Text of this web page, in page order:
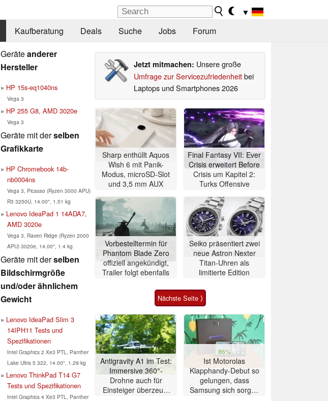
▼
Kaufberatung Deals Suche Jobs Forum
Geräteanderer
Hersteller
HP 15s-eq1040ns
Vega 3
HP 255 G8, AMD 3020e
Vega 3
Geräte mit derselben
Grafikkarte
HP Chromebook 14b-
nb0004ns
Vega 3, Picasso (Ryzen 3000 APU)
R3 3250U, 14.00", 1.51 kg
Lenovo IdeaPad 1 14ADA7,
AMD 3020e
Vega 3, Raven Ridge (Ryzen 2000
APU) 3020e, 14.00", 1.4 kg
Geräte mit derselben
Bildschirmgröße
und/oder ähnlichem
Gewicht
Lenovo IdeaPad Slim 3
14IPH11 Tests und
Spezifikationen
Intel Graphics 2 Xe3 PTL, Panther
Lake Ultra 5 322, 14.00", 1.29 kg
Lenovo ThinkPad T14 G7
Tests und Spezifikationen
Intel Graphics 4 Xe3 PTL, Panther
Jetzt mitmachen: Unsere große
Umfrage zur Servicezufriedenheitbei
Laptops und Smartphones 2026
Sharp enthüllt Aquos
Wish 6 mit Panik-
Modus, microSD-Slot
und 3,5 mm AUX
Final Fantasy VII: Ever
Crisis erweitert Before
Crisis um Kapitel 2:
Turks Offensive
Vorbestelltermin für
Phantom Blade Zero
offiziell angekündigt,
Trailer folgt ebenfalls
Seiko präsentiert zwei
neue Astron Nexter
Titan-Uhren als
limitierte Edition
Nächste Seite ⟩
Antigravity A1 im Test:
Immersive 360°-
Drohne auch für
Einsteiger überzeugt
86%
Ist Motorolas
Klapphandy-Debut so
gelungen, dass
Samsung sich sorgen